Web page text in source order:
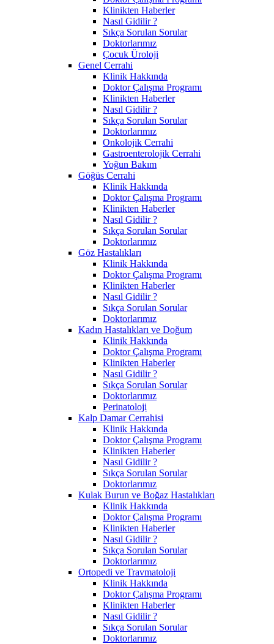
Klinikten Haberler
Nasıl Gidilir ?
Sıkça Sorulan Sorular
Doktorlarımız
Çocuk Üroloji
Genel Cerrahi
Klinik Hakkında
Doktor Çalışma Programı
Klinikten Haberler
Nasıl Gidilir ?
Sıkça Sorulan Sorular
Doktorlarımız
Onkolojik Cerrahi
Gastroenterolojik Cerrahi
Yoğun Bakım
Göğüs Cerrahi
Klinik Hakkında
Doktor Çalışma Programı
Klinikten Haberler
Nasıl Gidilir ?
Sıkça Sorulan Sorular
Doktorlarımız
Göz Hastalıkları
Klinik Hakkında
Doktor Çalışma Programı
Klinikten Haberler
Nasıl Gidilir ?
Sıkça Sorulan Sorular
Doktorlarımız
Kadın Hastalıkları ve Doğum
Klinik Hakkında
Doktor Çalışma Programı
Klinikten Haberler
Nasıl Gidilir ?
Sıkça Sorulan Sorular
Doktorlarımız
Perinatoloji
Kalp Damar Cerrahisi
Klinik Hakkında
Doktor Çalışma Programı
Klinikten Haberler
Nasıl Gidilir ?
Sıkça Sorulan Sorular
Doktorlarımız
Kulak Burun ve Boğaz Hastalıkları
Klinik Hakkında
Doktor Çalışma Programı
Klinikten Haberler
Nasıl Gidilir ?
Sıkça Sorulan Sorular
Doktorlarımız
Ortopedi ve Travmatoloji
Klinik Hakkında
Doktor Çalışma Programı
Klinikten Haberler
Nasıl Gidilir ?
Sıkça Sorulan Sorular
Doktorlarımız